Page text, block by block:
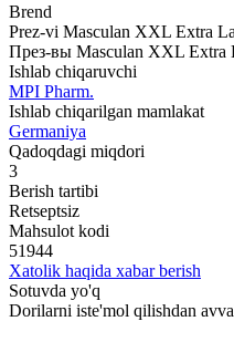
Brend
Prez-vi Masculan XXL Extra
През-вы Masculan XXL Extra
Ishlab chiqaruvchi
MPI Pharm.
Ishlab chiqarilgan mamlakat
Germaniya
Qadoqdagi miqdori
3
Berish tartibi
Retseptsiz
Mahsulot kodi
51944
Xatolik haqida xabar berish
Sotuvda yo'q
Dorilarni iste'mol qilishdan